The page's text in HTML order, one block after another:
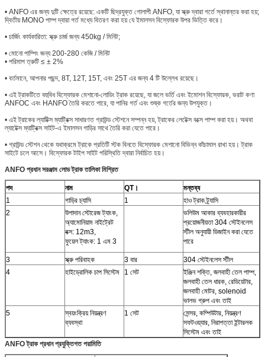
• ANFO এর জন্য দুটি ক্ষেত্রে রয়েছে: একটি ছিদ্রযুক্ত গোলাপী ANFO, যা স্ক্রু দ্বারা গর্তে স্থানান্তর করা হয়;
দ্বিতীয় MONO পাম্প দ্বারা গর্ত মধ্যে বিতরণ করা হয় যে ইমালসন বিস্ফোরক উপর ভিত্তি করে।
• চার্জিং কার্যকারিতা: স্ক্রু চার্জ জন্য 450kg / মিনিট;
• মোনো পাম্পিং জন্য 200-280 কেজি / মিনিট
• পরিমাপ ত্রুটি ≤ ± 2%
• বর্তমানে, আপনার পছন্দ, 8T, 12T, 15T, এবং 25T এর জন্য 4 টি উল্লেখ রয়েছে।
• এই ট্রাকটিতে বহুবিধ বিস্ফোরক মেশানো-লোডিং ট্রাক রয়েছে, যা জলে ভর্তি এবং ইমোশন বিস্ফোরক, ভরাট কণা
ANFOC এবং HANFO তৈরি করতে পারে, যা পানির গর্ত এবং শুষ্ক গর্তের জন্য উপযুক্ত।
• এই ট্রাকের ল্যাটিক্স ম্যাট্রিক্স সাধারণত গ্রাউন্ড স্টেশনে সম্পন্ন হয়, ট্রাকের লেটেক্স বক্সে পাম্প করা হয়। অথবা
ল্যাটেক্স ম্যাট্রিক্স সাইট-এ ইমালসন গাড়ির সাথে তৈরি করা যেতে পারে।
• গ্রাউন্ড স্টেশন থেকে যথাক্রমে ট্রাকে প্রতিটি স্টক বিনতে বিস্ফোরক মেশানো বিভিন্ন কাঁচামাল রাখা হয়। ট্রাক
সাইটে চলে আসে। বিস্ফোরক টাইপ সাইট পরিস্থিতি দ্বারা নির্বাচিত হয়।
ANFO প্রধান সরঞ্জাম লোড ট্রাক তালিকা মিশ্রিত
পদ নাম QT।
মন্তব্য
1
গাড়ির চ্যাসি 1
হাও ট্রাক ট্র্যাসি
2
উপাদান স্টোরেজ ট্যাংক,
অ্যামোনিয়াম নাইট্রেট
বক্স: 12m3,
ফুয়েল ট্যাংক: 1 এম 3
ভলিউম আকার ব্যবহারকারীর
প্রয়োজনীয়তা 304 স্টেইনলেস
স্টীল অনুযায়ী ডিজাইন করা যেতে
পারে
3 স্ক্রু পরিবাহক 3 বার
304 স্টেইনলেস স্টীল
4
হাইড্রোলিক চাপ সিস্টেম 1 সেট
ইঞ্জিন শক্তি, জলবাহী তেল পাম্প,
জলবাহী তেল ধারক, রেডিয়েটার,
জলবাহী মোটর, solenoid
ভালভ গ্রুপ এবং তাই
5
স্বয়ংক্রিয় নিয়ন্ত্রণ
ব্যবস্থা
1 সেট
সেন্সর, কম্পিউটার, নিয়ন্ত্রণ
সফটওয়্যার, নিরাপত্তা ইন্টারলক
সিস্টেম এবং তাই
ANFO ট্রাক প্রধান প্রযুক্তিগত পরামিতি